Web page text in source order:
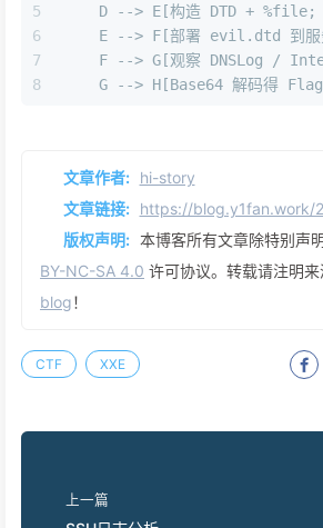
5
6
7
8
D --> E[构造 DTD + %file;
E --> F[部署 evil.dtd 到服
F --> G[观察 DNSLog /
G --> H[Base64 解码得
文章作者: hi-story
文章链接: https://
版权声明: 本博客所有文章除特别声
BY-NC-SA 4.0 许可协议。转载请注明来
blog！
CTF XXE
上一篇